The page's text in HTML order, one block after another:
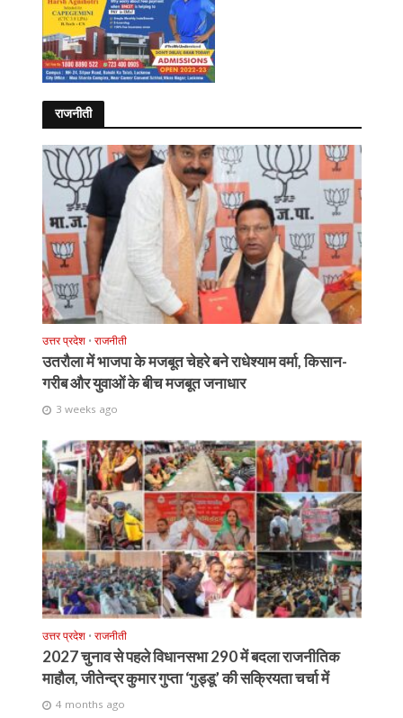
राजनीती
उत्तर प्रदेश • राजनीती
उतरौला में भाजपा के मजबूत चेहरे बने राधेश्याम वर्मा, किसान-
गरीब और युवाओं के बीच मजबूत जनाधार
3 weeks ago
उत्तर प्रदेश • राजनीती
2027 चुनाव से पहले विधानसभा 290 में बदला राजनीतिक
माहौल, जीतेन्द्र कुमार गुप्ता ‘गुड्डू’ की सक्रियता चर्चा में
4 months ago